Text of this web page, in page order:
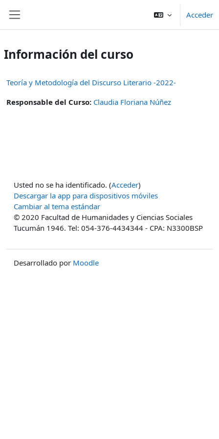
Acceder
Información del curso
Teoría y Metodología del Discurso Literario -2022-
Responsable del Curso: Claudia Floriana Núñez
Usted no se ha identificado. (Acceder)
Descargar la app para dispositivos móviles
Cambiar al tema estándar
© 2020 Facultad de Humanidades y Ciencias Sociales
Tucumán 1946. Tel: 054-376-4434344 - CPA: N3300BSP
Desarrollado por Moodle